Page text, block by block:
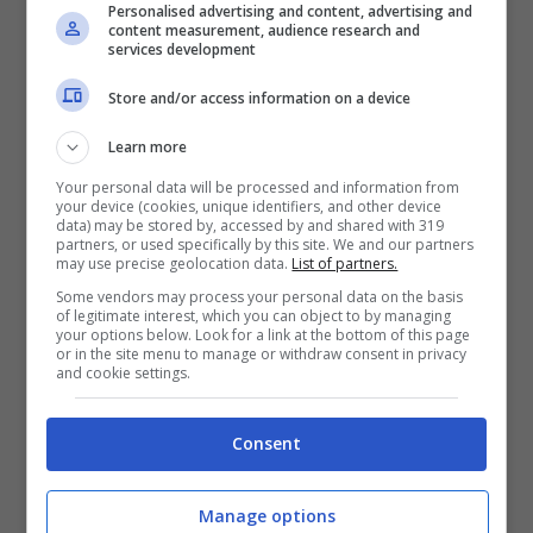
Pagine:1 2 3 4
Articoli recenti
Bellezza
Ritmi frenetici e pelle:
come proteggere il viso
ogni giorno
Creme viso idratanti per
prevenire la secchezza
della pelle
Personalised advertising and content, advertising and
content measurement, audience research and
services development
Store and/or access information on a device
Learn more
Your personal data will be processed and information from
your device (cookies, unique identifiers, and other device
data) may be stored by, accessed by and shared with 319
partners, or used specifically by this site. We and our partners
may use precise geolocation data. List of partners.
Some vendors may process your personal data on the basis
of legitimate interest, which you can object to by managing
your options below. Look for a link at the bottom of this page
or in the site menu to manage or withdraw consent in privacy
and cookie settings.
Consent
Manage options